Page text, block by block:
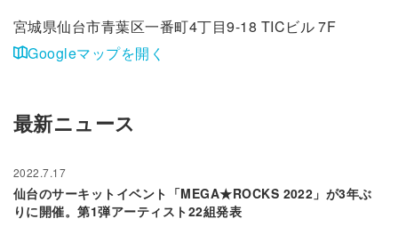
宮城県仙台市青葉区一番町4丁目9-18 TICビル 7F
Googleマップを開く
最新ニュース
2022.7.17
仙台のサーキットイベント「MEGA★ROCKS 2022」が3年ぶ
りに開催。第1弾アーティスト22組発表